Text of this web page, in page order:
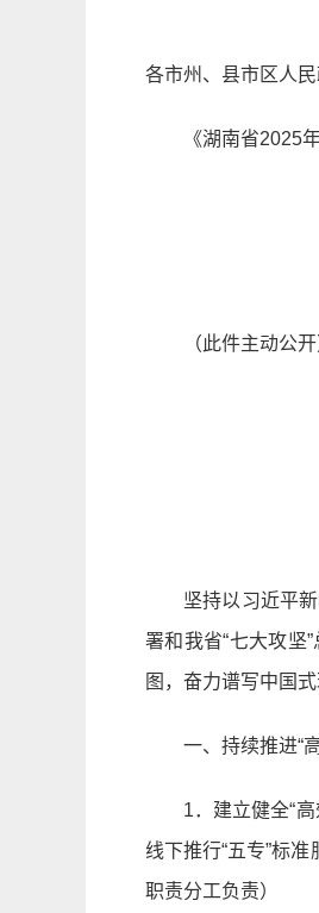
各市州、县市区人
《湖南省2025
（此件主动公开
坚持以习近平
署和我省“七大攻坚
图，奋力谱写中国
一、持续推进“
1．建立健全“
线下推行“五专”标
职责分工负责）